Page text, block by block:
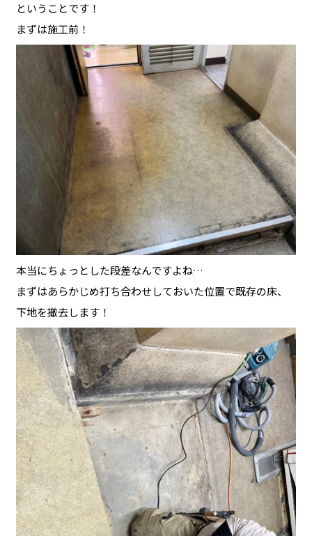
ということです！
まずは施工前！
本当にちょっとした段差なんですよね…
まずはあらかじめ打ち合わせしておいた位置で既存の床、
下地を撤去します！